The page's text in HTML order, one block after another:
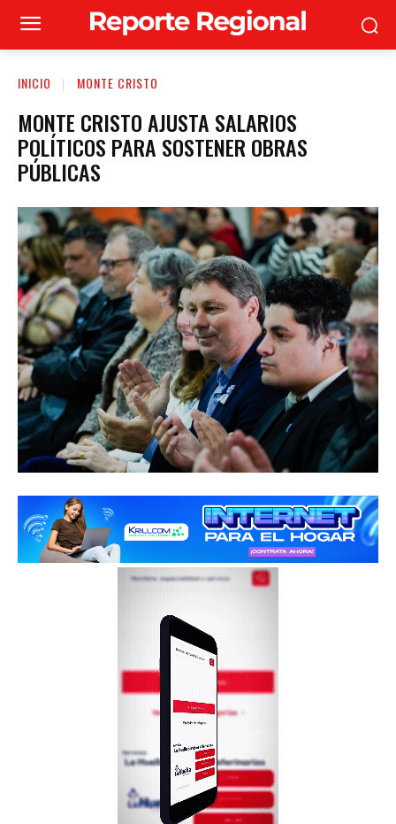
INICIO MONTE CRISTO
MONTE CRISTO AJUSTA SALARIOS
POLÍTICOS PARA SOSTENER OBRAS
PÚBLICAS